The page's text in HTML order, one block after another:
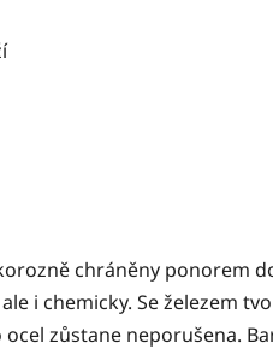
chráněny ponorem
i chemicky. Se železem
zůstane neporušena.